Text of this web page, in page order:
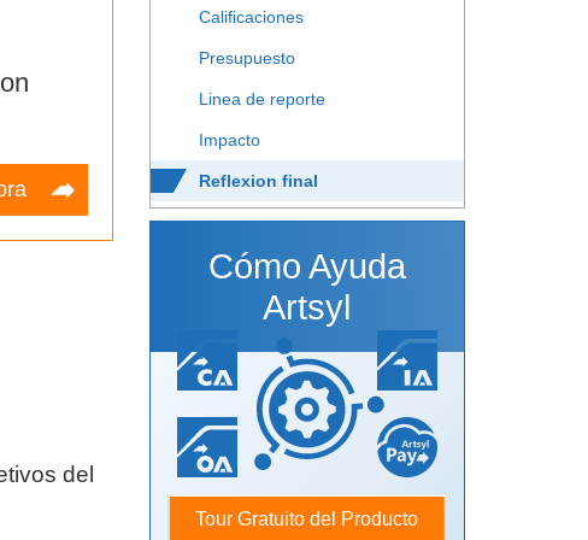
del
Cómo Ayuda
Artsyl
Tour Gratuito del Producto
Calificaciones
Presupuesto
Linea de reporte
Impacto
Reflexion final